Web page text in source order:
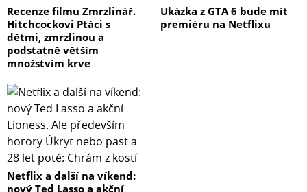
Recenze filmu Zmrzlinář.
Hitchcockovi Ptáci s
dětmi, zmrzlinou a
podstatně větším
množstvím krve
Ukázka z GTA 6 bude mít
premiéru na Netflixu
Netflix a další na víkend:
nový Ted Lasso a akční